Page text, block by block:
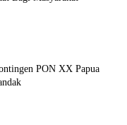
PON XX Papua